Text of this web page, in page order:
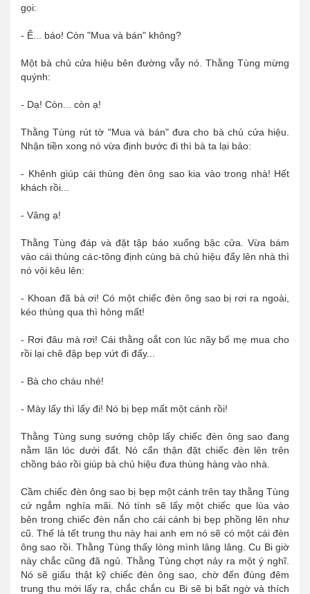
gọi:
- Ê... báo! Còn "Mua và bán" không?
Một bà chủ cửa hiệu bên đường vẫy nó. Thằng Tùng mừng
quýnh:
- Dạ! Còn... còn ạ!
Thằng Tùng rút tờ "Mua và bán" đưa cho bà chủ cửa hiệu.
Nhận tiền xong nó vừa định bước đi thì bà ta lại bảo:
- Khênh giúp cái thùng đèn ông sao kia vào trong nhà! Hết
khách rồi...
- Vâng ạ!
Thằng Tùng đáp và đặt tập báo xuống bậc cửa. Vừa bám
vào cái thùng các-tông định cùng bà chủ hiệu đẩy lên nhà thì
nó vội kêu lên:
- Khoan đã bà ơi! Có một chiếc đèn ông sao bị rơi ra ngoài,
kéo thùng qua thì hỏng mất!
- Rơi đâu mà rơi! Cái thằng oắt con lúc nãy bố mẹ mua cho
rồi lại chê đập bẹp vứt đi đấy...
- Bà cho cháu nhé!
- Mày lấy thì lấy đi! Nó bị bẹp mất một cánh rồi!
Thằng Tùng sung sướng chộp lấy chiếc đèn ông sao đang
nằm lăn lóc dưới đất. Nó cẩn thận đặt chiếc đèn lên trên
chồng báo rồi giúp bà chủ hiệu đưa thùng hàng vào nhà.
Cầm chiếc đèn ông sao bị bẹp một cánh trên tay thằng Tùng
cứ ngắm nghía mãi. Nó tính sẽ lấy một chiếc que lùa vào
bên trong chiếc đèn nắn cho cái cánh bị bẹp phồng lên như
cũ. Thế là tết trung thu này hai anh em nó sẽ có một cái đèn
ông sao rồi. Thằng Tùng thấy lòng mình lâng lâng. Cu Bi giờ
này chắc cũng đã ngủ. Thằng Tùng chợt nảy ra một ý nghĩ.
Nó sẽ giấu thật kỹ chiếc đèn ông sao, chờ đến đúng đêm
trung thu mới lấy ra, chắc chắn cu Bi sẽ bị bất ngờ và thích